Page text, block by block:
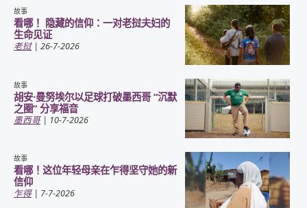
故事
看哪！ 隐藏的信仰：一对老挝夫妇的
生命见证
老挝| 26-7-2026
故事
胡安·曼努埃尔以足球打破墨西哥 “沉默
之圈” 分享福音
墨西哥| 10-7-2026
故事
看哪！这位年轻母亲在乍得坚守她的新
信仰
乍得| 7-7-2026